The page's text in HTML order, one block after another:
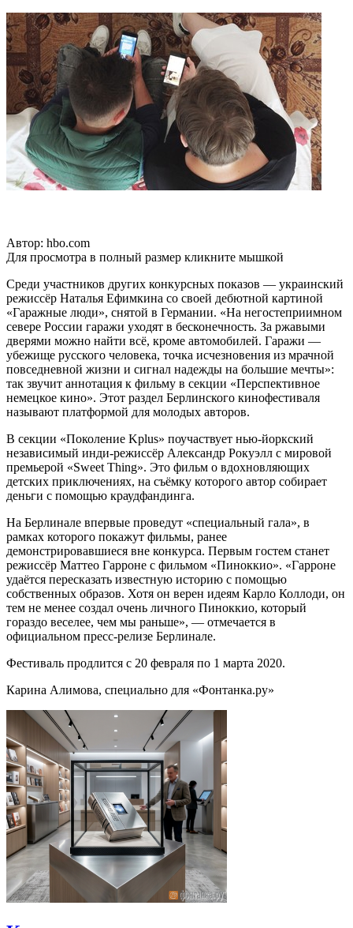
Автор: hbo.com
Для просмотра в полный размер кликните мышкой
Среди участников других конкурсных показов — украинский
режиссёр Наталья Ефимкина со своей дебютной картиной
«Гаражные люди», снятой в Германии. «На негостеприимном
севере России гаражи уходят в бесконечность. За ржавыми
дверями можно найти всё, кроме автомобилей. Гаражи —
убежище русского человека, точка исчезновения из мрачной
повседневной жизни и сигнал надежды на большие мечты»:
так звучит аннотация к фильму в секции «Перспективное
немецкое кино». Этот раздел Берлинского кинофестиваля
называют платформой для молодых авторов.
В секции «Поколение Kplus» поучаствует нью-йоркский
независимый инди-режиссёр Александр Рокуэлл с мировой
премьерой «Sweet Thing». Это фильм о вдохновляющих
детских приключениях, на съёмку которого автор собирает
деньги с помощью краудфандинга.
На Берлинале впервые проведут «специальный гала», в
рамках которого покажут фильмы, ранее
демонстрировавшиеся вне конкурса. Первым гостем станет
режиссёр Маттео Гарроне с фильмом «Пиноккио». «Гарроне
удаётся пересказать известную историю с помощью
собственных образов. Хотя он верен идеям Карло Коллоди, он
тем не менее создал очень личного Пиноккио, который
гораздо веселее, чем мы раньше», — отмечается в
официальном пресс-релизе Берлинале.
Фестиваль продлится с 20 февраля по 1 марта 2020.
Карина Алимова, специально для «Фонтанка.ру»